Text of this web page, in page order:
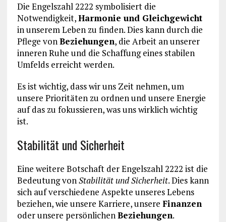
Die Engelszahl 2222 symbolisiert die
Notwendigkeit,Harmonie und Gleichgewicht
in unserem Leben zu finden. Dies kann durch die
Pflege vonBeziehungen, die Arbeit an unserer
inneren Ruhe und die Schaffung eines stabilen
Umfelds erreicht werden.
Es ist wichtig, dass wir uns Zeit nehmen, um
unsere Prioritäten zu ordnen und unsere Energie
auf das zu fokussieren, was uns wirklich wichtig
ist.
Stabilität und Sicherheit
Eine weitere Botschaft der Engelszahl 2222 ist die
Bedeutung vonStabilität und Sicherheit. Dies kann
sich auf verschiedene Aspekte unseres Lebens
beziehen, wie unsere Karriere, unsere Finanzen
oder unsere persönlichenBeziehungen.